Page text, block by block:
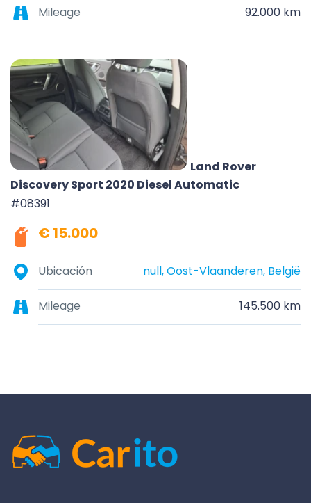
Mileage 92.000 km
Land Rover
Discovery Sport 2020 Diesel Automatic
#08391
€ 15.000
Ubicación null, Oost-Vlaanderen, België
Mileage 145.500 km